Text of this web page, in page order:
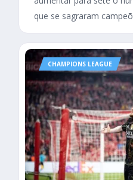
que se sagraram
CHAMPIONS LEAGUE